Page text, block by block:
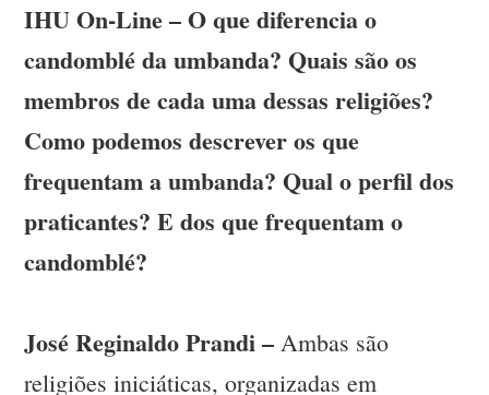
IHU On-Line – O que diferencia o
candomblé da umbanda? Quais são os
membros de cada uma dessas religiões?
Como podemos descrever os que
frequentam a umbanda? Qual o perfil dos
praticantes? E dos que frequentam o
candomblé?
José Reginaldo Prandi –Ambas são
religiões iniciáticas, organizadas em